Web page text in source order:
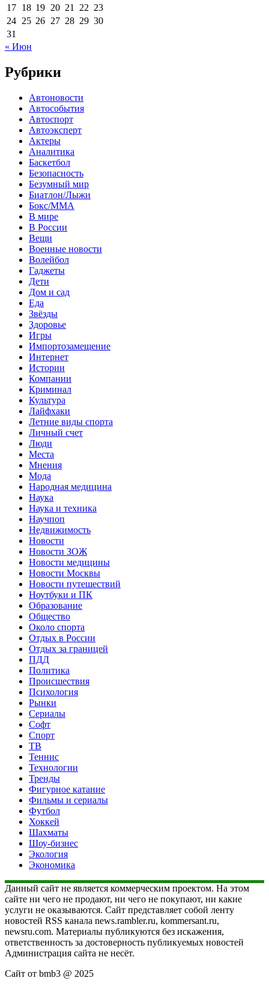
17 18 19 20 21 22 23
24 25 26 27 28 29 30
31
« Июн
Рубрики
Автоновости
Автособытия
Автоспорт
Автоэксперт
Актеры
Аналитика
Баскетбол
Безопасность
Безумный мир
Биатлон/Лыжи
Бокс/MMA
В мире
В России
Вещи
Военные новости
Волейбол
Гаджеты
Дети
Дом и сад
Еда
Звёзды
Здоровье
Игры
Импортозамещение
Интернет
Истории
Компании
Криминал
Культура
Лайфхаки
Летние виды спорта
Личный счет
Люди
Места
Мнения
Мода
Народная медицина
Наука
Наука и техника
Научпоп
Недвижимость
Новости
Новости ЗОЖ
Новости медицины
Новости Москвы
Новости путешествий
Ноутбуки и ПК
Образование
Общество
Около спорта
Отдых в России
Отдых за границей
ПДД
Политика
Происшествия
Психология
Рынки
Сериалы
Софт
Спорт
ТВ
Теннис
Технологии
Тренды
Фигурное катание
Фильмы и сериалы
Футбол
Хоккей
Шахматы
Шоу-бизнес
Экология
Экономика
Данный сайт не является коммерческим проектом. На этом
сайте ни чего не продают, ни чего не покупают, ни какие
услуги не оказываются. Сайт представляет собой ленту
новостей RSS канала news.rambler.ru, kommersant.ru,
newsru.com. Материалы публикуются без искажения,
ответственность за достоверность публикуемых новостей
Администрация сайта не несёт.
Сайт от bmb3 @ 2025